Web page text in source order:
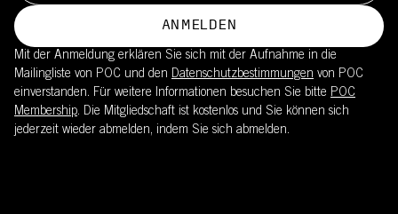
ANMELDEN
Mit der Anmeldung erklären Sie sich mit der Aufnahme in die
Mailingliste von POC und den Datenschutzbestimmungen von POC
einverstanden. Für weitere Informationen besuchen Sie bitte POC
Membership. Die Mitgliedschaft ist kostenlos und Sie können sich
jederzeit wieder abmelden, indem Sie sich abmelden.